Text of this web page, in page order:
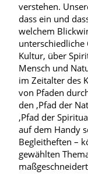
verstehen.
dass ein und
welchem
unterschiedliche
Kultur, über
Mensch und
im Zeitalter des
von Pfaden
den ‚Pfad der
‚Pfad der
auf dem Handy
Begleitheften –
gewählten